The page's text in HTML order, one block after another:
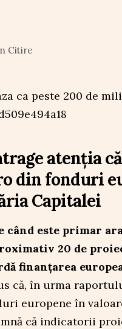
Citire
atenția
din fonduri
Capitalei
este primar
20 de
finanțarea
că, în urma
europene în
că indicatorii